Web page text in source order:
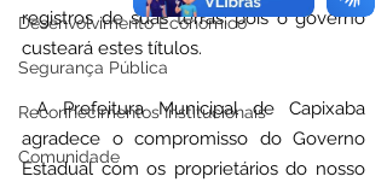
Desenvolvimento Econômico
Segurança Pública
Reconhecimentos Institucionais
Comunidade
registros de suas terras, pois o governo
custeará estes títulos.
A Prefeitura Municipal de Capixaba
agradece o compromisso do Governo
Estadual com os proprietários do nosso